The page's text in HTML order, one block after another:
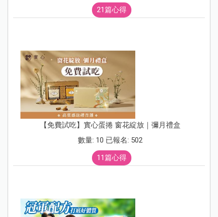
21篇心得
【免費試吃】實心蛋捲 窗花綻放｜彌月禮盒
數量: 10 已報名: 502
11篇心得